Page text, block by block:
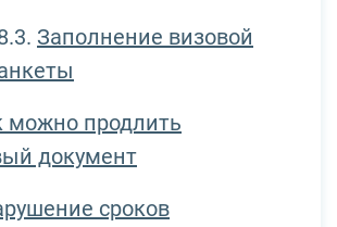
Заполнение визовой
можно продлить
документ
сроков